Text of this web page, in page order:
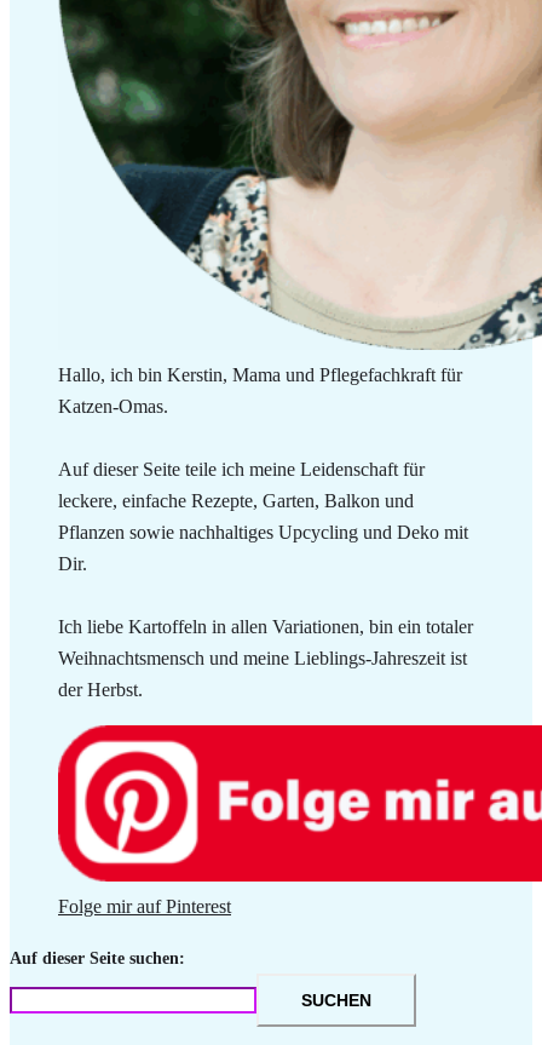
Hallo, ich bin Kerstin, Mama und Pflegefachkraft für
Katzen-Omas.
Auf dieser Seite teile ich meine Leidenschaft für
leckere, einfache Rezepte, Garten, Balkon und
Pflanzen sowie nachhaltiges Upcycling und Deko mit
Dir.
Ich liebe Kartoffeln in allen Variationen, bin ein totaler
Weihnachtsmensch und meine Lieblings-Jahreszeit ist
der Herbst.
Folge mir auf Pinterest
Auf dieser Seite suchen:
SUCHEN